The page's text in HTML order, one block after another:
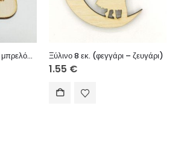
Ξύλινη ετικέτα 6 εκ. για μπρελόκ (ζευγάρι 016) Ξύλινο 8 εκ. (φεγγάρι – ζευγάρι)
1.55 €